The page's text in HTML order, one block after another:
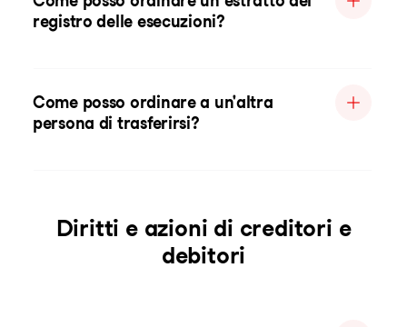
registro delle esecuzioni?
Come posso ordinare a un'altra
persona di trasferirsi?
Diritti e azioni di creditori e
debitori